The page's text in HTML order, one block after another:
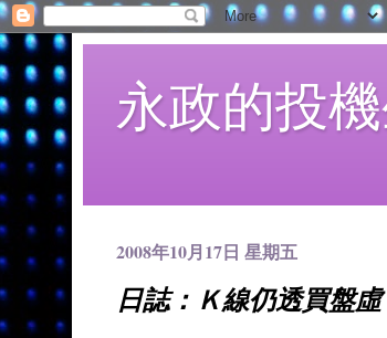
永政的投
2008年10月17日 星期五
日誌：Ｋ線仍透買盤